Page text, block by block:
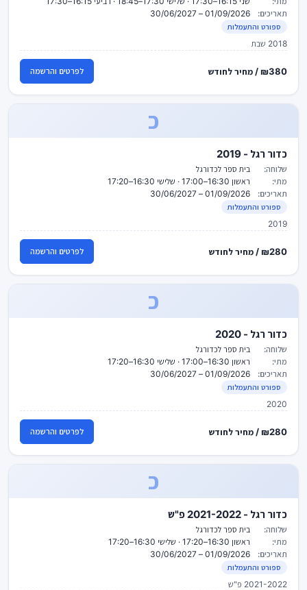
תאריכים:
01/09/2026 – 30/06/2027
ספורט והתעמלות
2018 שבת
₪380 / מחיר לחודש לפרטים והרשמה
כ
כדור רגל - 2019
שלוחה:
בית ספר לכדורגל
מתי:
ראשון 16:30–17:00 · שלישי 16:30–17:20
תאריכים:
01/09/2026 – 30/06/2027
ספורט והתעמלות
2019
₪280 / מחיר לחודש לפרטים והרשמה
כ
כדור רגל - 2020
שלוחה:
בית ספר לכדורגל
מתי:
ראשון 16:30–17:00 · שלישי 16:30–17:20
תאריכים:
01/09/2026 – 30/06/2027
ספורט והתעמלות
2020
₪280 / מחיר לחודש לפרטים והרשמה
כ
כדור רגל - 2021-2022 פ"ש
שלוחה:
בית ספר לכדורגל
מתי:
ראשון 16:30–17:20 · שלישי 16:30–17:20
תאריכים:
01/09/2026 – 30/06/2027
ספורט והתעמלות
2021-2022 פ"ש